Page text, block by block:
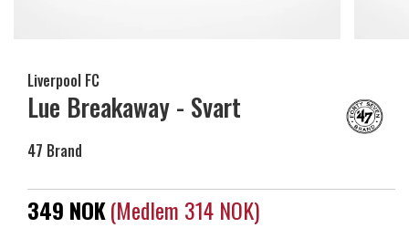
Liverpool FC
Lue Breakaway - Svart
47 Brand
349 NOK(medlem 314 NOK)